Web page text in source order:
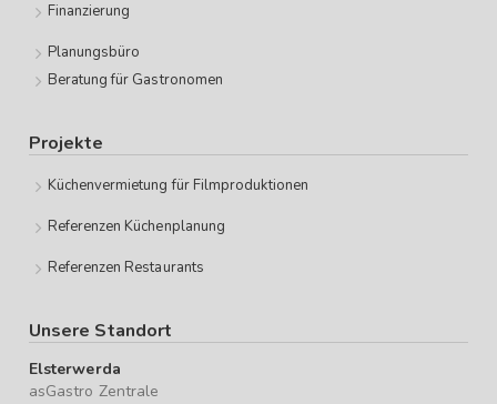
Finanzierung
Planungsbüro
Beratung für Gastronomen
Projekte
Küchenvermietung für Filmproduktionen
Referenzen Küchenplanung
Referenzen Restaurants
Unsere Standort
Elsterwerda
asGastro Zentrale